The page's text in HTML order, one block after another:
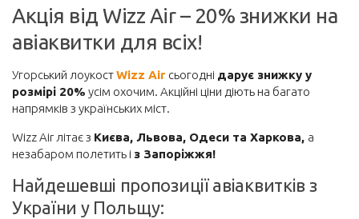
Автобуси
Поїзди
Порадник
Про сайт
Авіаквитки на будь-який напрямок
Авіаквитки лоукостів
Пакетні тури
Акція від Wizz Air – 20% знижки на
авіаквитки для всіх!
Угорський лоукостWizz Air сьогодні дарує знижку у
розмірі 20% усім охочим. Акційні ціни діють на багато
напрямків з українських міст.
Wizz Air літає з Києва, Львова, Одеси та Харкова, а
незабаром полетить і з Запоріжжя!
Найдешевші пропозиції авіаквитків з
України у Польщу: